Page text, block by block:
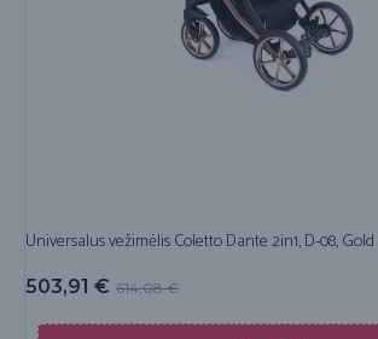
Universalus vežimėlis Coletto Dante 2in1, D-08, Gold
614,08€
503,91 €